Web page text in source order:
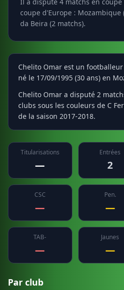
coupe d'Europe : Mozambique
da Beira (2 matchs).
Chelito Omar est un
né le 17/09/1995 (30 ans) en
Chelito Omar a disputé 2
clubs sous les couleurs de C
de la saison 2017-2018.
Titularisations
—
Entrées
2
CSC
—
Pen.
—
TAB-
—
Jaunes
—
Par club